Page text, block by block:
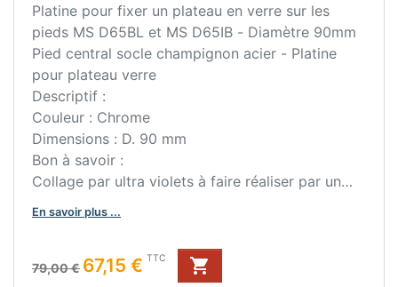
Platine pour fixer un plateau en verre sur les
pieds MS D65BL et MS D65IB - Diamètre 90mm
Pied central socle champignon acier - Platine
pour plateau verre
Descriptif :
Couleur : Chrome
Dimensions : D. 90 mm
Bon à savoir :
Collage par ultra violets à faire réaliser par un
Conseil d'entretien :
Ne pas utiliser de produit abrasif.
En savoir plus ...
Prix de base
79,00 €
Prix 67,15 € TTC
